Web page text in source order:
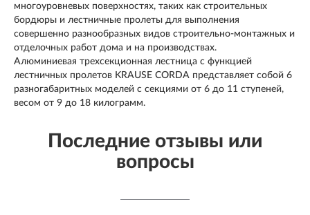
многоуровневых поверхностях, таких как строительных
бордюры и лестничные пролеты для выполнения
совершенно разнообразных видов строительно-монтажных и
отделочных работ дома и на производствах.
Алюминиевая трехсекционная лестница с функцией
лестничных пролетов KRAUSE CORDA представляет собой 6
разногабаритных моделей с секциями от 6 до 11 ступеней,
весом от 9 до 18 килограмм.
Последние отзывы или
вопросы